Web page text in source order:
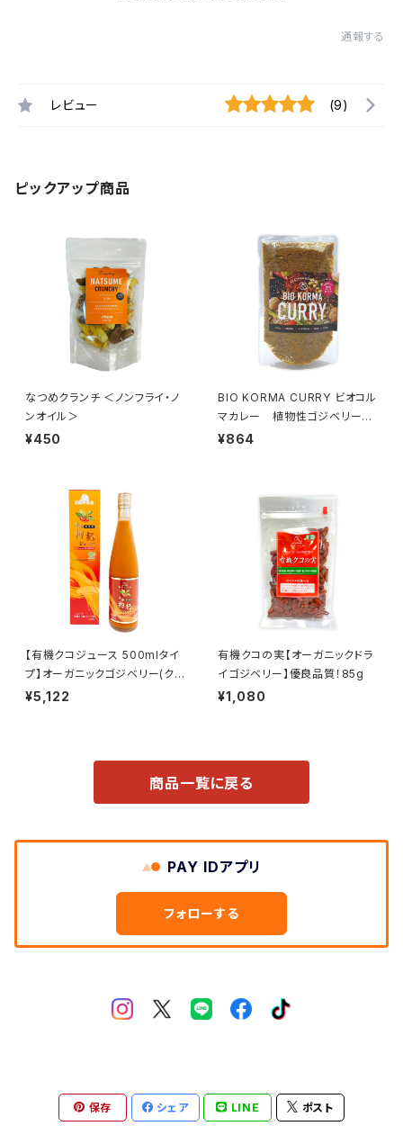
通報する
レビュー (9)
ピックアップ商品
なつめクランチ ＜ノンフライ・ノ
ンオイル＞
¥450
BIO KORMA CURRY ビオコル
マカレー 植物性ゴジベリー
（クコの実）スパイスカレー
¥864
【有機クコジュース 500mlタイ
プ】オーガニックゴジベリー(クコ
の実)100％
¥5,122
有機クコの実【オーガニックドラ
イゴジベリー】優良品質！85g
¥1,080
商品一覧に戻る
PAY IDアプリ
フォローする
保存 シェア LINE ポスト